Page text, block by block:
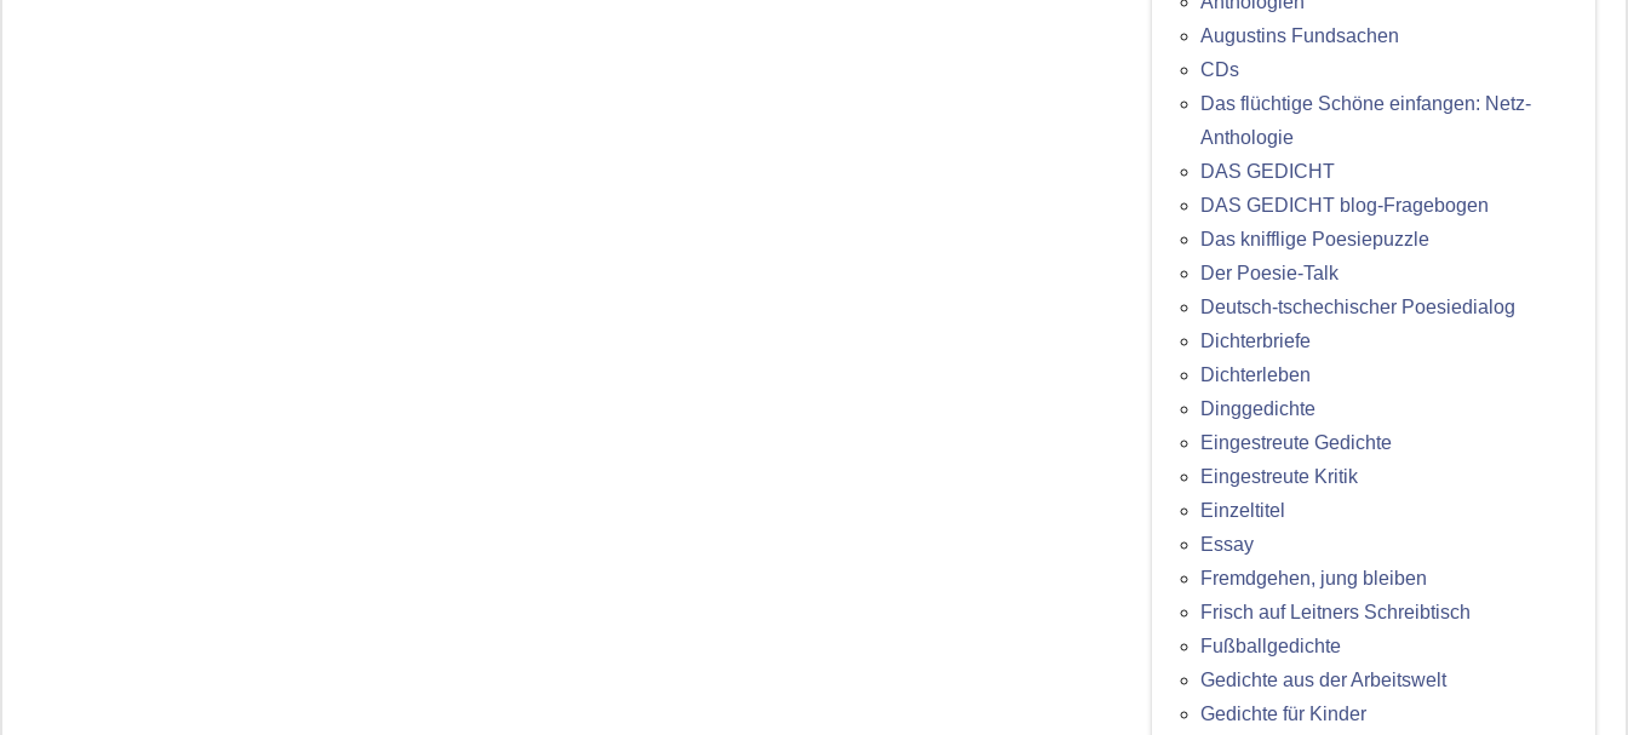
Augustins Fundsachen
CDs
Das flüchtige Schöne einfangen: Netz-
Anthologie
DAS GEDICHT
DAS GEDICHT blog-Fragebogen
Das knifflige Poesiepuzzle
Der Poesie-Talk
Deutsch-tschechischer Poesiedialog
Dichterbriefe
Dichterleben
Dinggedichte
Eingestreute Gedichte
Eingestreute Kritik
Einzeltitel
Essay
Fremdgehen, jung bleiben
Frisch auf Leitners Schreibtisch
Fußballgedichte
Gedichte aus der Arbeitswelt
Gedichte für Kinder